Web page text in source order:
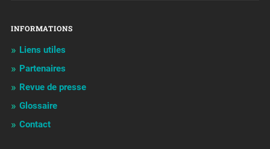
INFORMATIONS
Liens utiles
Partenaires
Revue de presse
Glossaire
Contact